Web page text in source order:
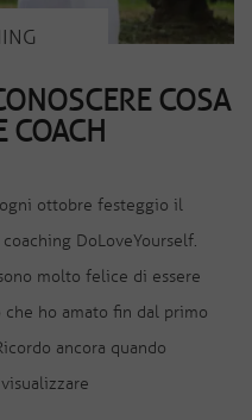
COSA
COACH
ottobre festeggio il
DoLoveYourself.
molto felice di essere
ho amato fin dal primo
ancora quando